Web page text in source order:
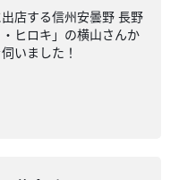
店する信州安曇野 長野
ヒロキ」の横山さんか
いました！